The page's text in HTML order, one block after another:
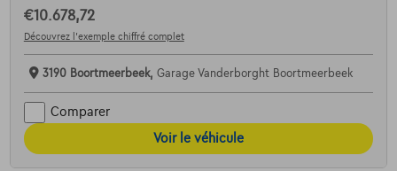
€10.678,72
Découvrez l’exemple chiffré complet
3190 Boortmeerbeek, Garage Vanderborght Boortmeerbeek
Comparer
Voir le véhicule